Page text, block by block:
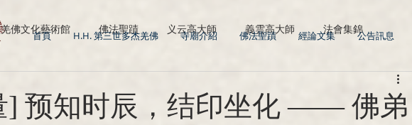
首頁 H.H. 第三世多杰羌佛 寺廟介紹 佛法聖蹟 經論文集 公告訊息
佛文化藝術館 佛法聖蹟 义云高大師 義雲高大師 法會集錦
] 预知时辰，结印坐化 —— 佛弟